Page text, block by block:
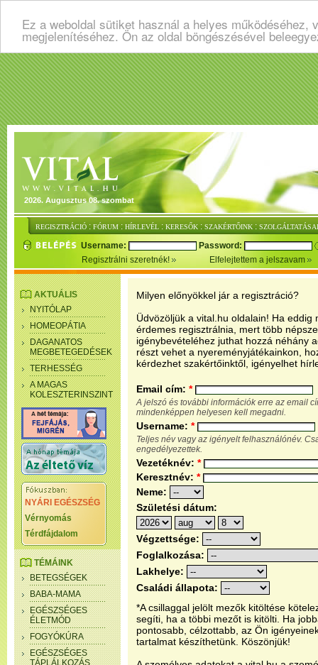
Ez a weboldal sütiket használ a helyes
megjelenítéséhez. Ön az oldal böngészésével
2026. Augusztus 08. szombat
REGISZTRÁCIÓ : FÓRUM : HÍRLEVÉL : KERESŐK : SZAKÉRTŐINK :
Username:
Password:
Regisztrálni szeretnék!
Elfelejtettem a jelszavam
AKTUÁLIS
NYITÓLAP
HOMEOPÁTIA
DAGANATOS
MEGBETEGEDÉSEK
TERHESSÉG
A MAGAS
KOLESZTERINSZINT
NYÁRI EGÉSZSÉG
Vérnyomás
Térdfájdalom
TÉMÁINK
BETEGSÉGEK
BABA-MAMA
EGÉSZSÉGES
ÉLETMÓD
FOGYÓKÚRA
EGÉSZSÉGES
TÁPLÁLKOZÁS
Milyen előnyökkel jár a regisztráció?
Üdvözöljük a vital.hu oldalain! Ha eddig
érdemes regisztrálnia, mert több
igénybevételéhez juthat hozzá néhány
részt vehet a nyereményjátékainkon,
kérdezhet szakértőinktől, igényelhet
Email cím: *
A jelszó és további információk erre az email
mindenképpen helyesen kell megadni.
Username: *
Teljes név vagy az igényelt felhasználónév.
engedélyezettek.
Vezetéknév: *
Keresztnév: *
Neme:
Születési dátum:
Végzettsége:
Foglalkozása:
Lakhelye:
Családi állapota:
*A csillaggal jelölt mezők kitöltése
segíti, ha a többi mezőt is kitölti. Ha
pontosabb, célzottabb, az Ön
tartalmat készíthetünk. Köszönjük!